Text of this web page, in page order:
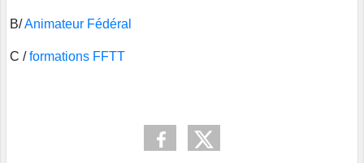
B/Animateur Fédéral
C /formations FFTT